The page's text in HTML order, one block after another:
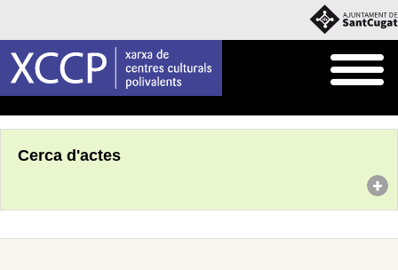
Cerca d'actes